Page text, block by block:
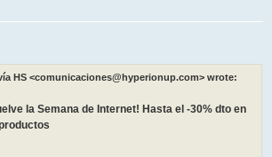
HS <comunicaciones@hyperionup.com> wrote:
la Semana de Internet! Hasta el -30% dto en